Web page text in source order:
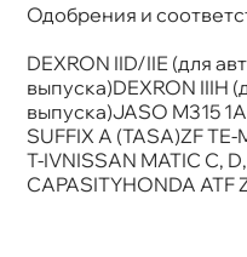
Одобрения и
DEXRON IID/IIЕ (для
ыпуска)DEXRON IIIH
ыпуска)JASO M315
SUFFIX A (TASA)ZF TE-
T-IVNISSAN MATIC C,
CAPASITYHONDA ATF